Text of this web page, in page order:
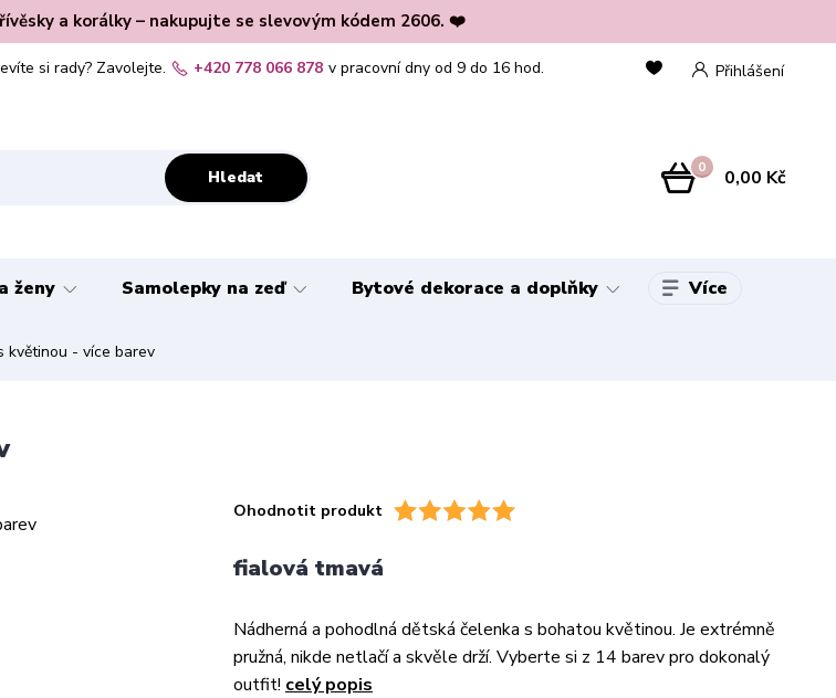
a korálky – nakupujte se slevovým kódem 2606. ❤️
Přihlášení
Hledat
si rady? Zavolejte. +420 778 066 878 v pracovní dny od 9 do 16 hod.
0 0,00 Kč
ženy Samolepky na zeď Bytové dekorace a doplňky Více
květinou - více barev
Ohodnotit produkt
fialová tmavá
Nádherná a pohodlná dětská čelenka s bohatou květinou. Je extrémně
pružná, nikde netlačí a skvěle drží. Vyberte si z 14 barev pro dokonalý
outfit! celý popis